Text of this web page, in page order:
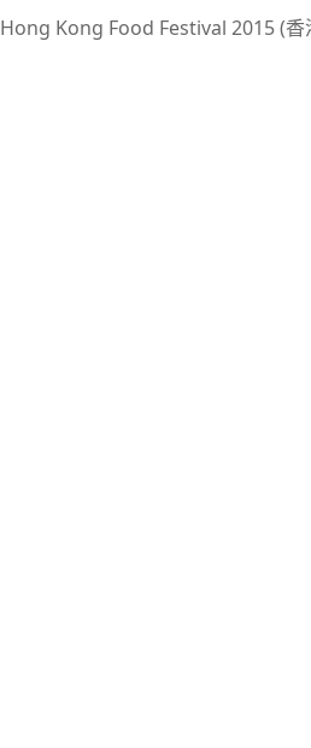
Hong Kong Food Festival 2015 (⾹